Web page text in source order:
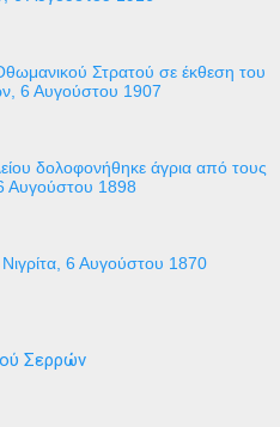
Στρατού σε έκθεση του
6 Αυγούστου 1907
δολοφονήθηκε άγρια από τους
Αυγούστου 1898
6 Αυγούστου 1870
Σερρών